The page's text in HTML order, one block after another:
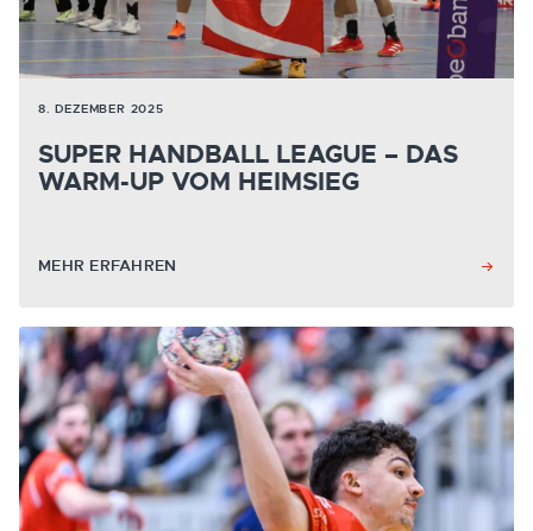
8. DEZEMBER 2025
SUPER HANDBALL LEAGUE – DAS
WARM-UP VOM HEIMSIEG
MEHR ERFAHREN